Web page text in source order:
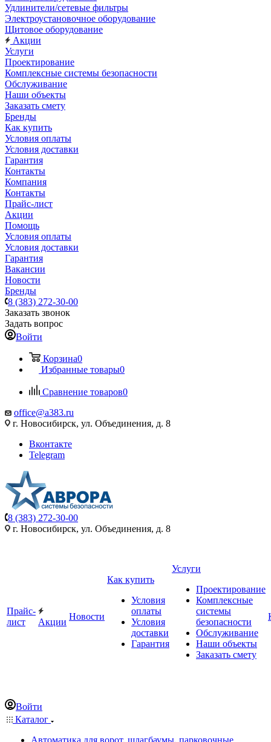
Удлинители/сетевые фильтры
Электроустановочное оборудование
Щитовое оборудование
Акции
Услуги
Проектирование
Комплексные системы безопасности
Обслуживание
Наши объекты
Заказать смету
Бренды
Как купить
Условия оплаты
Условия доставки
Гарантия
Контакты
Компания
Контакты
Прайс-лист
Акции
Помощь
Условия оплаты
Условия доставки
Гарантия
Вакансии
Новости
Бренды
8 (383) 272-30-00
Заказать звонок
Задать вопрос
Войти
Корзина0
Избранные товары0
Сравнение товаров0
office@a383.ru
г. Новосибирск, ул. Объединения, д. 8
Вконтакте
Telegram
8 (383) 272-30-00
г. Новосибирск, ул. Объединения, д. 8
Прайс-
лист
Акции
Новости
Как купить
Условия
оплаты
Условия
доставки
Гарантия
Услуги
Проектирование
Комплексные
системы
безопасности
Обслуживание
Наши объекты
Заказать смету
Войти
Каталог
Автоматика для ворот, шлагбаумы, парковочные